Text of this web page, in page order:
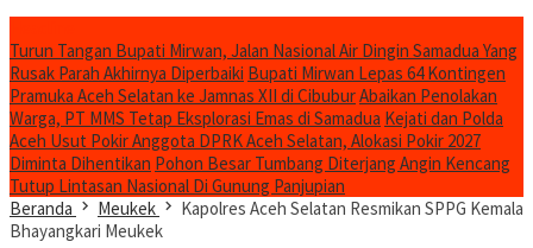
Turun Tangan Bupati Mirwan, Jalan Nasional Air Dingin Samadua Yang
Rusak Parah Akhirnya Diperbaiki Bupati Mirwan Lepas 64 Kontingen
Pramuka Aceh Selatan ke Jamnas XII di CibuburAbaikan Penolakan
Warga, PT MMS Tetap Eksplorasi Emas di Samadua Kejati dan Polda
Aceh Usut Pokir Anggota DPRK Aceh Selatan, Alokasi Pokir 2027
Diminta Dihentikan Pohon Besar Tumbang Diterjang Angin Kencang
Tutup Lintasan Nasional Di Gunung Panjupian
Beranda
Meukek
Kapolres Aceh Selatan Resmikan SPPG Kemala
Bhayangkari Meukek